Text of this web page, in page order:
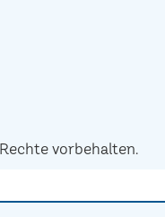
vorbehalten.